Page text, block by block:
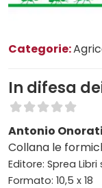
Categorie:
In difesa
Antonio Onorati
Collana le
Editore: Sprea Libri
Formato: 10,5 x 18